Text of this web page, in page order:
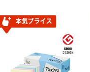
本気プライス